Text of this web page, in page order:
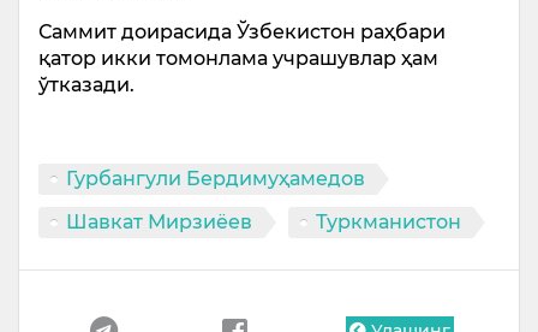
Саммит доирасида Ўзбекистон раҳбари
қатор икки томонлама учрашувлар ҳам
ўтказади.
Гурбангули Бердимуҳамедов
Шавкат Мирзиёев
Туркманистон